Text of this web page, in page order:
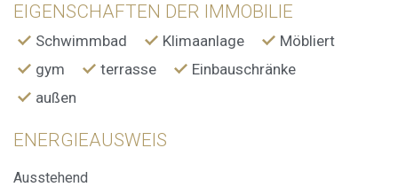
EIGENSCHAFTEN DER IMMOBILIE
Schwimmbad Klimaanlage
Möbliert
gym
terrasse
Einbauschränke
außen
ENERGIEAUSWEIS
Ausstehend